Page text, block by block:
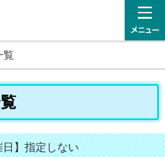
日立シビックセンター科学館
覧
日】指定しない